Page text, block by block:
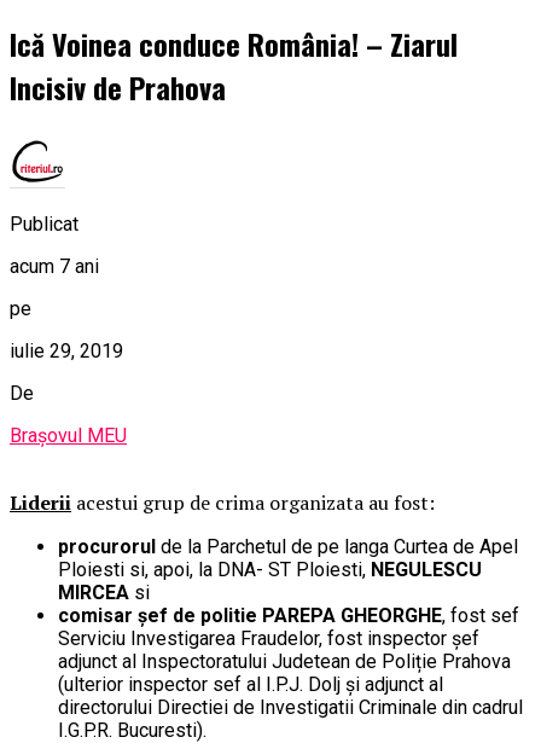
Ică Voinea conduce România! – Ziarul
Incisiv de Prahova
Publicat
acum 7 ani
pe
iulie 29, 2019
De
Brașovul MEU
Liderii acestui grup de crima organizata au fost:
procurorul de la Parchetul de pe langa Curtea de Apel
Ploiesti si, apoi, la DNA- ST Ploiesti, NEGULESCU
MIRCEA si
comisar șef de politie PAREPA GHEORGHE, fost sef
Serviciu Investigarea Fraudelor, fost inspector șef
adjunct al Inspectoratului Judetean de Poliție Prahova
(ulterior inspector sef al I.P.J. Dolj și adjunct al
directorului Directiei de Investigatii Criminale din cadrul
I.G.P.R. Bucuresti).